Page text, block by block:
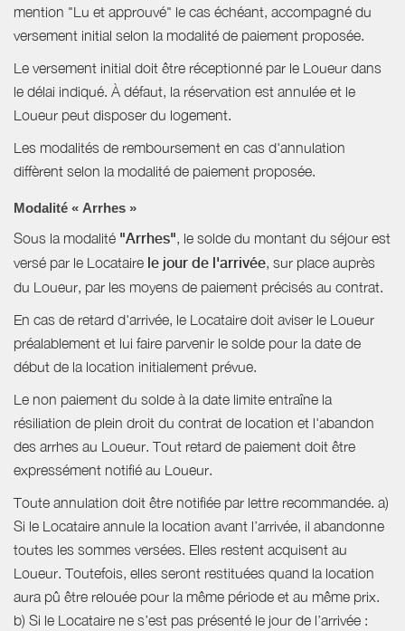
mention "Lu et approuvé" le cas échéant, accompagné du
versement initial selon la modalité de paiement proposée.
Le versement initial doit être réceptionné par le Loueur dans
le délai indiqué. À défaut, la réservation est annulée et le
Loueur peut disposer du logement.
Les modalités de remboursement en cas d'annulation
diffèrent selon la modalité de paiement proposée.
Modalité « Arrhes »
Sous la modalité "Arrhes", le solde du montant du séjour est
versé par le Locataire le jour de l'arrivée, sur place auprès
du Loueur, par les moyens de paiement précisés au contrat.
En cas de retard d'arrivée, le Locataire doit aviser le Loueur
préalablement et lui faire parvenir le solde pour la date de
début de la location initialement prévue.
Le non paiement du solde à la date limite entraîne la
résiliation de plein droit du contrat de location et l'abandon
des arrhes au Loueur. Tout retard de paiement doit être
expressément notifié au Loueur.
Toute annulation doit être notifiée par lettre recommandée. a)
Si le Locataire annule la location avant l’arrivée, il abandonne
toutes les sommes versées. Elles restent acquisent au
Loueur. Toutefois, elles seront restituées quand la location
aura pû être relouée pour la même période et au même prix.
b) Si le Locataire ne s’est pas présenté le jour de l’arrivée :